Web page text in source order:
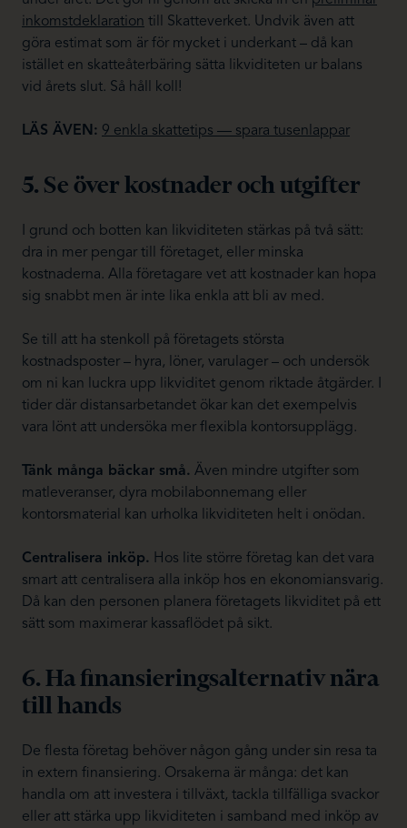
inkomstdeklaration till Skatteverket. Undvik även att
göra estimat som är för mycket i underkant – då kan
istället en skatteåterbäring sätta likviditeten ur balans
vid årets slut. Så håll koll!
LÄS ÄVEN: 9 enkla skattetips — spara tusenlappar
5. Se över kostnader och utgifter
I grund och botten kan likviditeten stärkas på två sätt:
dra in mer pengar till företaget, eller minska
kostnaderna. Alla företagare vet att kostnader kan hopa
sig snabbt men är inte lika enkla att bli av med.
Se till att ha stenkoll på företagets största
kostnadsposter – hyra, löner, varulager – och undersök
om ni kan luckra upp likviditet genom riktade åtgärder. I
tider där distansarbetandet ökar kan det exempelvis
vara lönt att undersöka mer flexibla kontorsupplägg.
Tänk många bäckar små. Även mindre utgifter som
matleveranser, dyra mobilabonnemang eller
kontorsmaterial kan urholka likviditeten helt i onödan.
Centralisera inköp. Hos lite större företag kan det vara
smart att centralisera alla inköp hos en ekonomiansvarig.
Då kan den personen planera företagets likviditet på ett
sätt som maximerar kassaflödet på sikt.
6. Ha finansieringsalternativ nära
till hands
De flesta företag behöver någon gång under sin resa ta
in extern finansiering. Orsakerna är många: det kan
handla om att investera i tillväxt, tackla tillfälliga svackor
eller att stärka upp likviditeten i samband med inköp av